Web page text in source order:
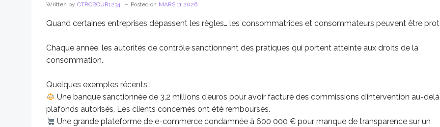
Written by CTRCBOUR1234 - Posted on MARS 11 2026
Quand certaines entreprises dépassent les règles… les consommatrices et consommateurs peuvent être
Chaque année, les autorités de contrôle sanctionnent des pratiques qui portent atteinte aux droits de la
consommation.
Quelques exemples récents :
Une banque sanctionnée de 3,2 millions d’euros pour avoir facturé des commissions d’intervention au-
plafonds autorisés. Les clients concernés ont été remboursés.
Une grande plateforme de e-commerce condamnée à 600 000 € pour manque de transparence sur un